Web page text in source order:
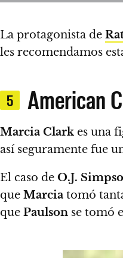
La protagonista de
les recomendamos
5 American
Marcia Clark es una
así seguramente fue
El caso de O.J.
que Marcia tomó
que Paulson se tomó